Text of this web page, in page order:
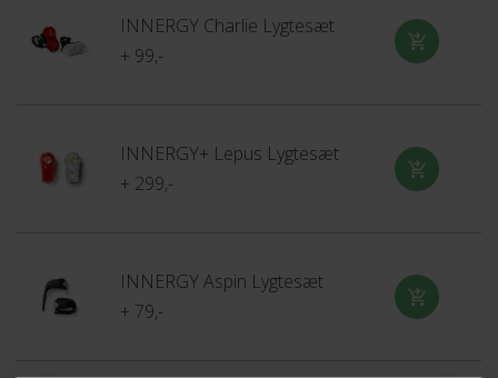
INNERGY Charlie Lygtesæt
+ 99,-
INNERGY+ Lepus Lygtesæt
+ 299,-
INNERGY Aspin Lygtesæt
+ 79,-